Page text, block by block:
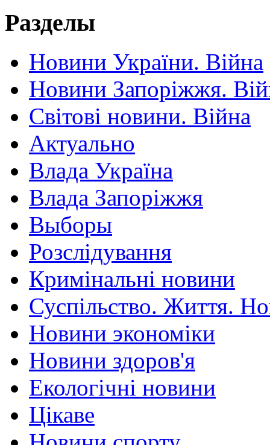
Разделы
Новини України. Війна
Новини Запоріжжя.
Світові новини. Війна
Актуально
Влада Україна
Влада Запоріжжя
Выборы
Розслідування
Кримінальні новини
Суспільство. Життя.
Новини экономіки
Новини здоров'я
Екологічні новини
Цікаве